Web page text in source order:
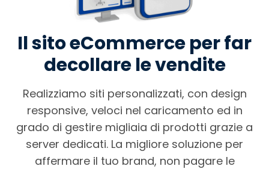
Il sito eCommerce per far
decollare le vendite
Realizziamo siti personalizzati, con design
responsive, veloci nel caricamento ed in
grado di gestire migliaia di prodotti grazie a
server dedicati. La migliore soluzione per
affermare il tuo brand, non pagare le